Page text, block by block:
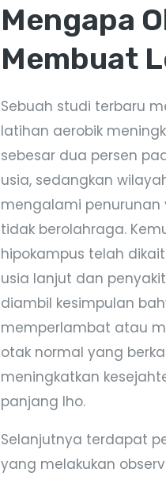
Mengapa
Membuat
Sebuah studi terbaru
latihan aerobik
sebesar dua persen
usia, sedangkan
mengalami
tidak berolahraga.
hipokampus telah
usia lanjut dan
diambil kesimpulan
memperlambat atau
otak normal yang
meningkatkan
panjang lho.
Selanjutnya terdapat
yang melakukan